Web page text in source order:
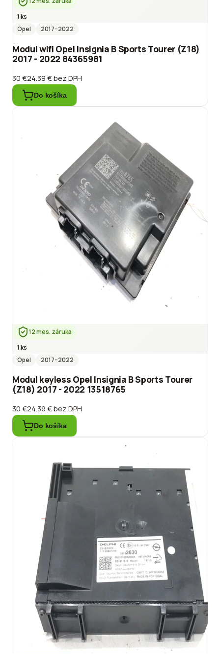
1 ks
Opel
2017–2022
Modul wifi Opel Insignia B Sports Tourer (Z18)
2017 - 2022 84365981
30 €24.39 €bez DPH
Do košíka
12 mes. záruka
1 ks
Opel
2017–2022
Modul keyless Opel Insignia B Sports Tourer
(Z18) 2017 - 2022 13518765
30 €24.39 €bez DPH
Do košíka